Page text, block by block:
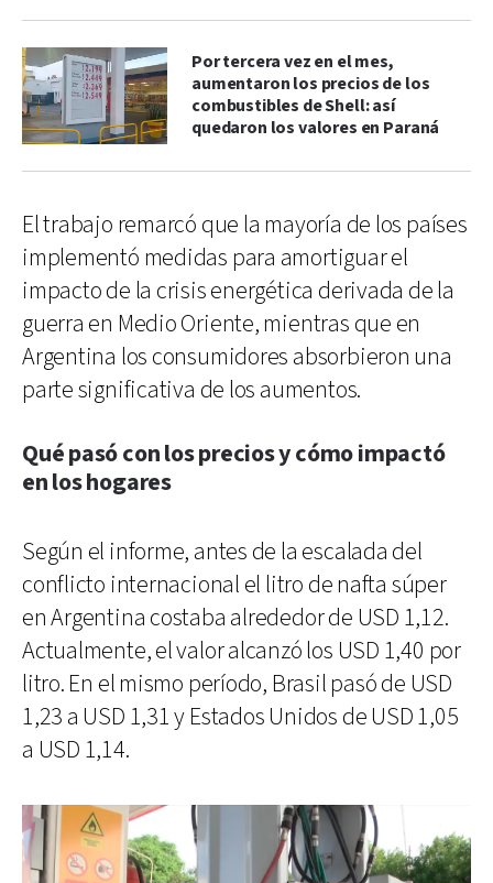
Por tercera vez en el mes,
aumentaron los precios de los
combustibles de Shell: así
quedaron los valores en Paraná
El trabajo remarcó que la mayoría de los países
implementó medidas para amortiguar el
impacto de la crisis energética derivada de la
guerra en Medio Oriente, mientras que en
Argentina los consumidores absorbieron una
parte significativa de los aumentos.
Qué pasó con los precios y cómo impactó
en los hogares
Según el informe, antes de la escalada del
conflicto internacional el litro de nafta súper
en Argentina costaba alrededor de USD 1,12.
Actualmente, el valor alcanzó los USD 1,40 por
litro. En el mismo período, Brasil pasó de USD
1,23 a USD 1,31 y Estados Unidos de USD 1,05
a USD 1,14.